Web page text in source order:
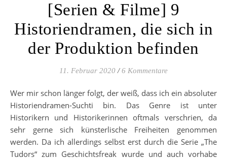
[Serien & Filme] 9
Historiendramen, die sich in
der Produktion befinden
11. Februar 2020 / 6 Kommentare
Wer mir schon länger folgt, der weiß, dass ich ein absoluter
Historiendramen-Suchti bin. Das Genre ist unter
Historikern und Historikerinnen oftmals verschrien, da
sehr gerne sich künsterlische Freiheiten genommen
werden. Da ich allerdings selbst erst durch die Serie „The
Tudors“ zum Geschichtsfreak wurde und auch vorhabe